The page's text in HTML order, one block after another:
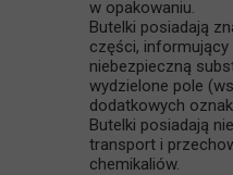
w opakowaniu.
Butelki posiadają
części,
niebezpieczną
wydzielone pole
dodatkowych
Butelki posiadają
transport i
chemikaliów.